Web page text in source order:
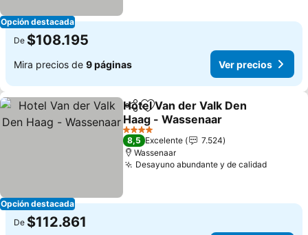
Opción destacada
De $108.195
Mira precios de 9 páginas Ver precios
Opción destacada
CompartirAgregar a favoritos
Hotel Van der Valk Den
Haag - Wassenaar
Ver precios
4 Estrellas
8,5 Excelente
7.524
Wassenaar
Desayuno abundante y de calidadVer
De $112.861